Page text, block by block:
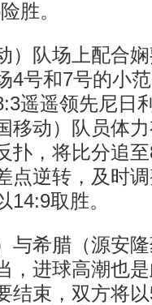
胜。
队场上配合娴
4号和7号的小
遥遥领先尼日
移动）队员体
扑，将比分追
点逆转，及时
取胜。
希腊（源安隆
，进球高潮也
结束，双方将